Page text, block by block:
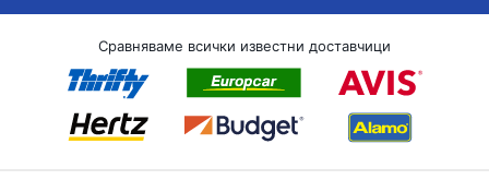
Сравняваме всички известни доставчици